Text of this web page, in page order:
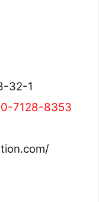
32-1
7128-8353